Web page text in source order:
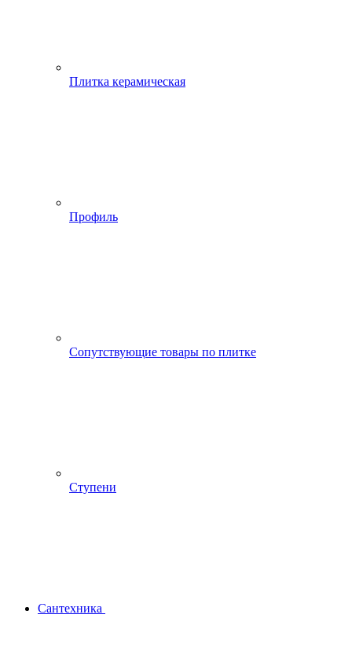
Плитка керамическая
Профиль
Сопутствующие товары по плитке
Ступени
Сантехника